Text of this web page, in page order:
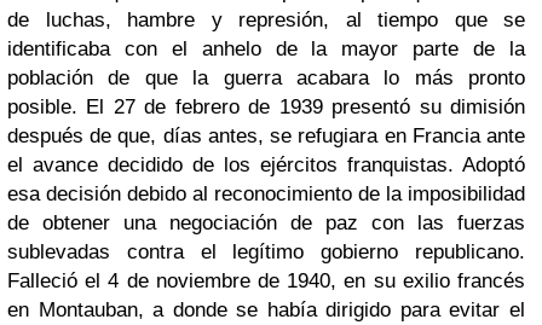
de luchas, hambre y represión, al tiempo que se
identificaba con el anhelo de la mayor parte de la
población de que la guerra acabara lo más pronto
posible. El 27 de febrero de 1939 presentó su dimisión
después de que, días antes, se refugiara en Francia ante
el avance decidido de los ejércitos franquistas. Adoptó
esa decisión debido al reconocimiento de la imposibilidad
de obtener una negociación de paz con las fuerzas
sublevadas contra el legítimo gobierno republicano.
Falleció el 4 de noviembre de 1940, en su exilio francés
en Montauban, a donde se había dirigido para evitar el